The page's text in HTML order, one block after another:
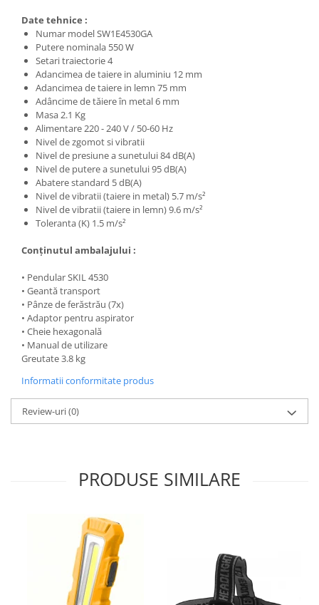
Date tehnice :
Numar model SW1E4530GA
Putere nominala 550 W
Setari traiectorie 4
Adancimea de taiere in aluminiu 12 mm
Adancimea de taiere in lemn 75 mm
Adâncime de tăiere în metal 6 mm
Masa 2.1 Kg
Alimentare 220 - 240 V / 50-60 Hz
Nivel de zgomot si vibratii
Nivel de presiune a sunetului 84 dB(A)
Nivel de putere a sunetului 95 dB(A)
Abatere standard 5 dB(A)
Nivel de vibratii (taiere in metal) 5.7 m/s²
Nivel de vibratii (taiere in lemn) 9.6 m/s²
Toleranta (K) 1.5 m/s²
Conţinutul ambalajului :
• Pendular SKIL 4530
• Geantă transport
• Pânze de ferăstrău (7x)
• Adaptor pentru aspirator
• Cheie hexagonală
• Manual de utilizare
Greutate 3.8 kg
Informatii conformitate produs
Review-uri(0)
PRODUSE SIMILARE